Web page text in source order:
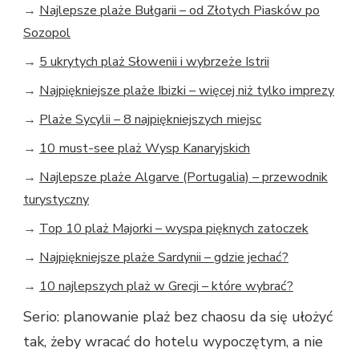
→ Najlepsze plaże Bułgarii – od Złotych Piasków po
Sozopol
→ 5 ukrytych plaż Słowenii i wybrzeże Istrii
→ Najpiękniejsze plaże Ibizki – więcej niż tylko imprezy
→ Plaże Sycylii – 8 najpiękniejszych miejsc
→ 10 must-see plaż Wysp Kanaryjskich
→ Najlepsze plaże Algarve (Portugalia) – przewodnik
turystyczny
→ Top 10 plaż Majorki – wyspa pięknych zatoczek
→ Najpiękniejsze plaże Sardynii – gdzie jechać?
→ 10 najlepszych plaż w Grecji – które wybrać?
Serio: planowanie plaż bez chaosu da się ułożyć
tak, żeby wracać do hotelu wypoczętym, a nie